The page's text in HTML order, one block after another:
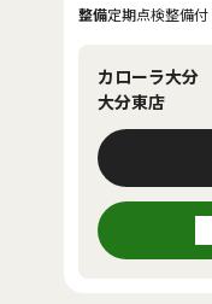
整備定期点検整備付
カローラ大分
大分東店